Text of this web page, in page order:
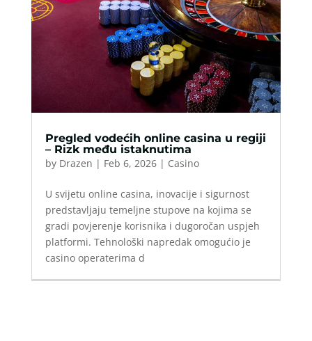
Pregled vodećih online casina u regiji
– Rizk među istaknutima
by Drazen | Feb 6, 2026| Casino
U svijetu online casina, inovacije i sigurnost
predstavljaju temeljne stupove na kojima se
gradi povjerenje korisnika i dugoročan uspjeh
platformi. Tehnološki napredak omogućio je
casino operaterima d